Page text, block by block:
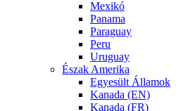
Mexikó
Panama
Paraguay
Peru
Uruguay
Észak Amerika
Egyesült Államok
Kanada (EN)
Kanada (FR)